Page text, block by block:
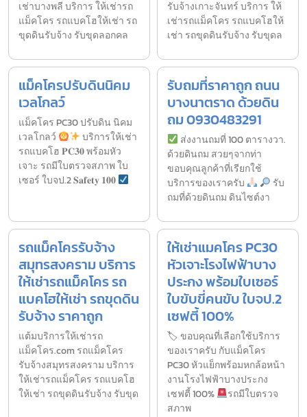
เช่าบางพลี บริการ ให้เช่ารถ
แม็คโคร รถแบคโฮให้เช่า รถ
ขุดดินรับจ้าง รับขุดลอกคล
รับจ้างเกาะจันทร์ บริการ ให้
เช่ารถแม็คโคร รถแบคโฮให้
เช่า รถขุดดินรับจ้าง รับขุดล
แม็คโครปรับดินนิคม
เวลโกลว์
แม็คโคร PC30 ปรับดิน นิคม
เวลโกลว์
บริการให้เช่า
รถแบคโฮ 𝐏𝐂𝟑𝟎 พร้อมหัว
เจาะ รถมีใบตรวจสภาพ ใบ
เซอร์ ใบจป.2 𝐒𝐚𝐟𝐞𝐭𝐲 𝟏𝟎𝟎
รับถมที่ราคาถูก ถนน
บางนาตราด ด้วยดิน
ถม 0930483291
ส่งงานถมที่ 100 ตารางวา.
ด้วยดินถม สวยๆจากท่า
ขอบคุณลูกค้าที่เรียกใช้
บริการของเราครับ
รับ
ถมที่ด้วยดินถม ดินไซต์งา
รถแม็คโครรับจ้าง
สมุทรสงคราม บริการ
ให้เช่ารถแม็คโคร รถ
แบคโฮให้เช่า รถขุดดิน
รับจ้าง ราคาถูก
แต้มบริการให้เช่ารถ
แม็คโคร.com รถแม็คโคร
รับจ้างสมุทรสงคราม บริการ
ให้เช่ารถแม็คโคร รถแบคโฮ
ให้เช่า รถขุดดินรับจ้าง รับขุด
ให้เช่าแมคโคร PC30
หัวเจาะโรงไฟฟ้าบาง
ประกง พร้อมใบเซอร์
ใบขับขี่คนขับ ใบจป.2
เซฟตี้ 100%
🏷 ขอบคุณที่เลือกใช้บริการ
ของเราครับ กับแม็คโคร
PC30 หัวแย็กพร้อมหกล้อหน้า
งานโรงไฟฟ้าบางประกง
เซฟตี้ 100%
รถมีใบตรวจ
สภาพ